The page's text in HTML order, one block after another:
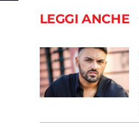
LEGGI ANCHE